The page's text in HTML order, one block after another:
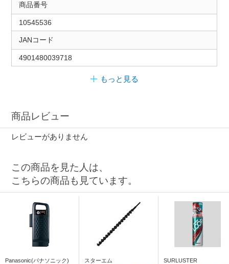
商品番号
10545536
JANコード
4901480039718
もっと見る
商品レビュー
レビューがありません
この商品を見た人は、
こちらの商品も見ています。
Panasonic(パナソニック) スターエム SURLUSTER